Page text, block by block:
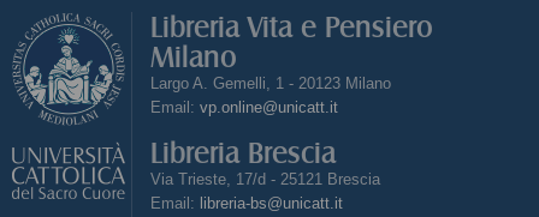
Libreria Vita e Pensiero
Milano
Largo A. Gemelli, 1 - 20123 Milano
Email: vp.online@unicatt.it
Libreria Brescia
Via Trieste, 17/d - 25121 Brescia
Email: libreria-bs@unicatt.it